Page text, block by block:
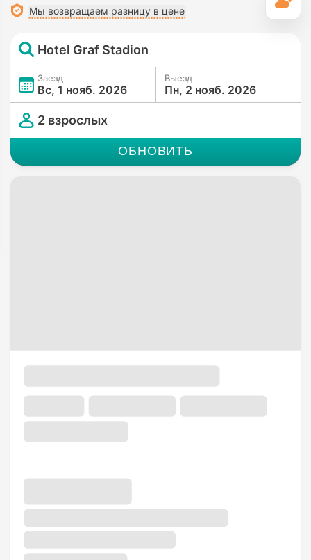
Мы возвращаем разницу в цене
Hotel Graf Stadion
Заезд
Вс, 1 нояб. 2026
Выезд
Пн, 2 нояб. 2026
2 взрослых
ОБНОВИТЬ